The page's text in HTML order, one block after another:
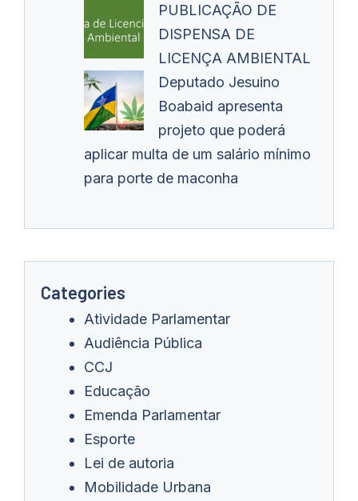
PUBLICAÇÃO DE
DISPENSA DE
LICENÇA AMBIENTAL
Deputado Jesuino
Boabaid apresenta
projeto que poderá
aplicar multa de um salário mínimo
para porte de maconha
Categories
Atividade Parlamentar
Audiência Pública
CCJ
Educação
Emenda Parlamentar
Esporte
Lei de autoria
Mobilidade Urbana